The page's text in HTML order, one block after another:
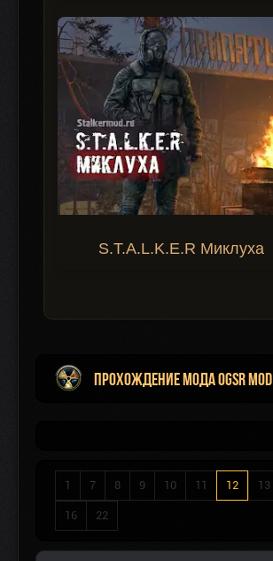
S.T.A.L.K.E.R Миклуха
Прохождение мода OGSR MOD
1 7 8 9 10 11 12 13
16 22